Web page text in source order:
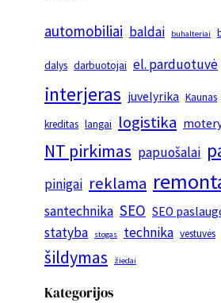
automobiliai baldai buhalteriai
dalys darbuotojai el. parduotuvė
interjeras juvelyrika Kaunas
kreditas langai logistika
NT pirkimas papuošalai
pinigai reklama
santechnika SEO SEO
statyba stogas technika vestuvės
šildymas žiedai
Kategorijos